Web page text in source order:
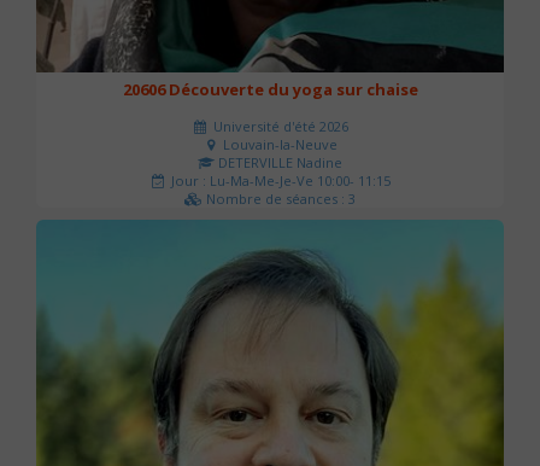
20606 Découverte du yoga sur chaise
Université d'été 2026
Louvain-la-Neuve
DETERVILLE Nadine
Jour : Lu-Ma-Me-Je-Ve 10:00- 11:15
Nombre de séances : 3
30 €